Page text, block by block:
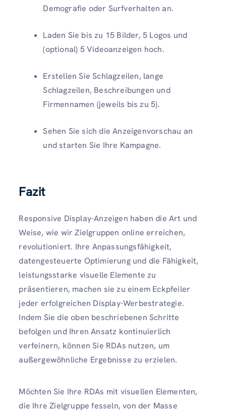
Demografie oder Surfverhalten an.
Laden Sie bis zu 15 Bilder, 5 Logos und
(optional) 5 Videoanzeigen hoch.
Erstellen Sie Schlagzeilen, lange
Schlagzeilen, Beschreibungen und
Firmennamen (jeweils bis zu 5).
Sehen Sie sich die Anzeigenvorschau an
und starten Sie Ihre Kampagne.
Fazit
Responsive Display-Anzeigen haben die Art und
Weise, wie wir Zielgruppen online erreichen,
revolutioniert. Ihre Anpassungsfähigkeit,
datengesteuerte Optimierung und die Fähigkeit,
leistungsstarke visuelle Elemente zu
präsentieren, machen sie zu einem Eckpfeiler
jeder erfolgreichen Display-Werbestrategie.
Indem Sie die oben beschriebenen Schritte
befolgen und Ihren Ansatz kontinuierlich
verfeinern, können Sie RDAs nutzen, um
außergewöhnliche Ergebnisse zu erzielen.
Möchten Sie Ihre RDAs mit visuellen Elementen,
die Ihre Zielgruppe fesseln, von der Masse